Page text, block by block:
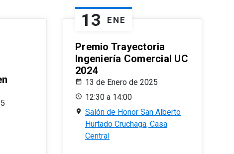
13 ENE
Premio Trayectoria
Ingeniería Comercial UC
2024
13 de Enero de 2025
12:30 a 14:00
Salón de Honor San Alberto
Hurtado Cruchaga, Casa
Central